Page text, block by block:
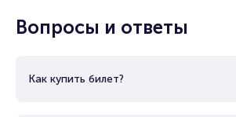
Вопросы и ответы
Как купить билет?